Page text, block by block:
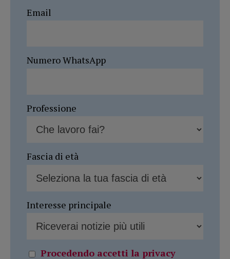
Email
Numero WhatsApp
Professione
Fascia di età
Interesse principale
Procedendo accetti la privacy